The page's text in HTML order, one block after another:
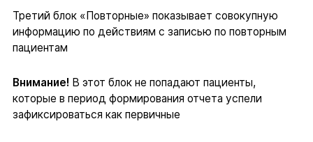
Третий блок «Повторные» показывает совокупную
информацию по действиям с записью по повторным
пациентам
Внимание! В этот блок не попадают пациенты,
которые в период формирования отчета успели
зафиксироваться как первичные